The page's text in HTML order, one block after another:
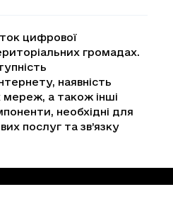
цифрової
громадах.
наявність
а також інші
необхідні для
послуг та зв’язку